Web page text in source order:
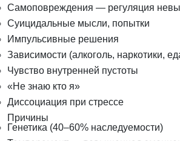
Самоповреждения — регуляция
Суицидальные мысли, попытки
Импульсивные решения
Зависимости (алкоголь, наркотики,
Чувство внутренней пустоты
«Не знаю кто я»
Диссоциация при стрессе
Причины
Генетика (40–60% наследуемости)